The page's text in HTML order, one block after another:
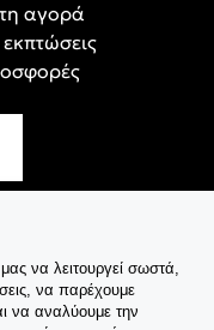
αγορά
να λειτουργεί σωστά,
να παρέχουμε
να αναλύουμε την